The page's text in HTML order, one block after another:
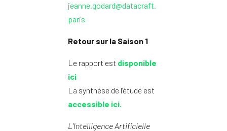
jeanne.godard@datacraft.
paris
Retour sur la Saison 1
Le rapport est disponible
ici
La synthèse de l’étude est
accessible ici.
L’Intelligence Artificielle